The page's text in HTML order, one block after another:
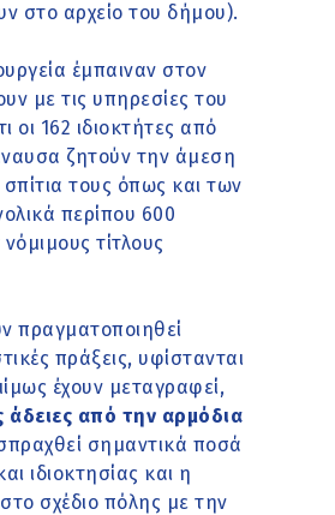
στο αρχείο του δήμου).
έμπαιναν στον
με τις υπηρεσίες του
οι 162 ιδιοκτήτες από
ζητούν την άμεση
τους όπως και των
περίπου 600
τίτλους
πραγματοποιηθεί
πράξεις, υφίστανται
έχουν μεταγραφεί,
άδειες από την αρμόδια
σημαντικά ποσά
ιδιοκτησίας και η
στο σχέδιο πόλης με την